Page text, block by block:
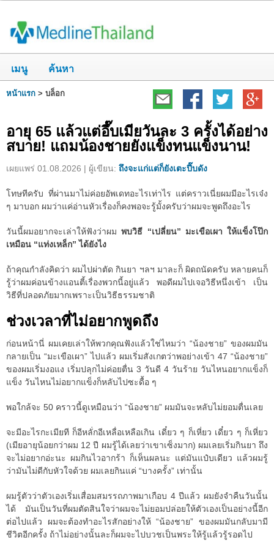
เมนู ค้นหา
หน้าแรก > บล็อก
อายุ 65 แล้วแต่อึ๊บเมียวันละ 3 ครั้งได้อย่าง
สบาย! แถมน้องชายยังแข็งทนแข็งนาน!
เผยแพร่ 01.08.2026 | ผู้เขียน: ถึงจะแก่แต่ก็ยังเตะปี๊บดัง
โทษทีครับ ที่ผ่านมาไม่ค่อยอัพเดทอะไรเท่าไร แต่คราวเนี่ยผมมีอะไรเจ๋ง
ๆ มาบอก ผมว่าแค่อ่านหัวเรื่องก็คงพอจะรู้มั้งครับว่าผมจะพูดถึงอะไร
วันนี้ผมอยากจะเล่าให้ฟังว่าผมพบวิธี “เปลี่ยน” มะเขือเผา ให้แข็งโป๊ก
เหมือน “แท่งเหล็ก” ได้ยังไง
ถ้าคุณกำลังคิดว่า ผมไปผ่าตัด กินยา ฯลฯ มาละก็ ผิดถนัดครับ หลายคนก็
รู้ว่าผมค่อนข้างแอนตี้เรื่องพวกนี้อยู่แล้ว พอดีผมไปเจอวิธีหนึ่งเข้า เป็น
วิธีที่ปลอดภัยมากเพราะเป็นวิธีธรรมชาติ
ช่วงเวลาที่ไม่อยากพูดถึง
ก่อนหน้านี่ ผมเคยเล่าให้พวกคุณฟังแล้วใช่ไหมว่า “น้องชาย” ของผมมัน
กลายเป็น “มะเขือเผา” ไปแล้ว ผมเริ่มสังเกตว่าพอย่างเข้า 47 “น้องชาย”
ของผมเริ่มงอแง เริ่มปลุกไม่ค่อยตื่น 3 วันดี 4 วันร้าย วันไหนอยากแข็งก็
แข็ง วันไหนไม่อยากแข็งก็หลับไปซะดื้อ ๆ
พอใกล้จะ 50 คราวนี้ดูเหมือนว่า “น้องชาย” ผมมันจะหลับไม่ยอมตื่นเลย
จะมีอะไรกะเมียที ก็อีหลั่กอีเหลื่อเหลือเกิน เดี๋ยว ๆ ก็เหี่ยว เดี๋ยว ๆ ก็เหี่ยว
(เมียอายุน้อยกว่าผม 12 ปี ผมรู้ได้เลยว่าเขาเซ็งมาก) ผมเลยเริ่มกินยา ถึง
จะไม่อยากอ่ะนะ ผมกินไวอากร้า ก็เห็นผลนะ แต่มันแป๋บเดียว แล้วผมรู้
ว่ามันไม่ดีกับหัวใจด้วย ผมเลยกินแค่ “บางครั้ง” เท่านั้น
ผมรู้ตัวว่าตัวเองเริ่มเสื่อมสมรรถภาพมาเกือบ 4 ปีแล้ว ผมยังจำคืนวันนั้น
ได้ มันเป็นวันที่ผมตัดสินใจว่าผมจะไม่ยอมปล่อยให้ตัวเองเป็นอย่างนี้อีก
ต่อไปแล้ว ผมจะต้องทำอะไรสักอย่างให้ “น้องชาย” ของผมมันกลับมามี
ชีวิตอีกครั้ง ถ้าไม่อย่างนั้นละก็ผมจะไปบวชเป็นพระให้รู้แล้วรู้รอดไป